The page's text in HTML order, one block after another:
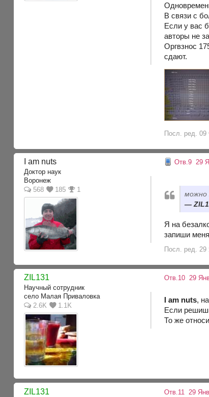
В связи с
Если у вас
авторы не
Оргвзнос
сдают.
Посл. ред. 09
I am nuts
Доктор наук
Воронеж
568
185 1
Отв.9 29
можно
Я на
запиши
Посл. ред. 29
ZIL131
Научный сотрудник
село Малая Приваловка
2.6K
1.1K
Отв.10 29
I am nuts,
Если
То же
ZIL131 Отв.11 29